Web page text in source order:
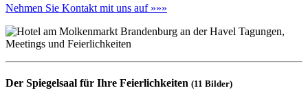
Nehmen Sie Kontakt mit uns auf »»»
Der Spiegelsaal für Ihre Feierlichkeiten (11 Bilder)